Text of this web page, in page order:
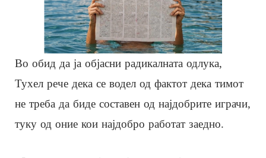
Во обид да ја објасни радикалната одлука,
Тухел рече дека се водел од фактот дека тимот
не треба да биде составен од најдобрите играчи,
туку од оние кои најдобро работат заедно.